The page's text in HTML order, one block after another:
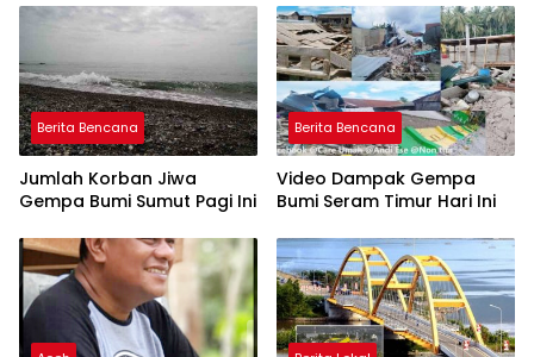
DAS
Berita Bencana
Jumlah Korban Jiwa
Gempa Bumi Sumut Pagi Ini
Berita Bencana
Video Dampak Gempa
Bumi Seram Timur Hari Ini